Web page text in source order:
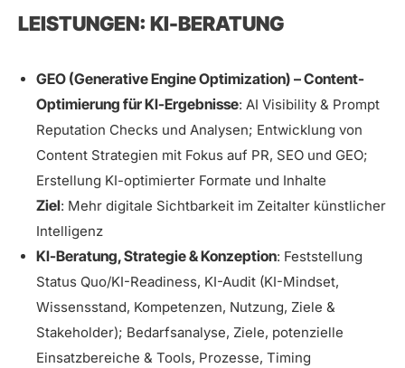
LEISTUNGEN: KI-BERATUNG
GEO (Generative Engine Optimization) – Content-
Optimierung für KI-Ergebnisse: AI Visibility & Prompt
Reputation Checks und Analysen; Entwicklung von
Content Strategien mit Fokus auf PR, SEO und GEO;
Erstellung KI-optimierter Formate und Inhalte
Ziel: Mehr digitale Sichtbarkeit im Zeitalter künstlicher
Intelligenz
KI-Beratung, Strategie & Konzeption: Feststellung
Status Quo/KI-Readiness, KI-Audit (KI-Mindset,
Wissensstand, Kompetenzen, Nutzung, Ziele &
Stakeholder); Bedarfsanalyse, Ziele, potenzielle
Einsatzbereiche & Tools, Prozesse, Timing